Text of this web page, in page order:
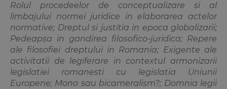
Rolul procedeelor de conceptuali­zare si al
limbajului normei juridice in elaborarea actelor
normative; Dreptul si justitia in epoca globalizarii;
Pedeapsa in gandirea filosofico‑juridica; Repere
ale filosofiei dreptului in Romania; Exigente ale
activitatii de legiferare in contextul armonizarii
legislatiei romanesti cu legislatia Uniunii
Europene; Mono sau bica­meralism?; Domnia legii